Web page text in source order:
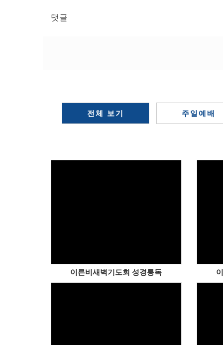
댓글
전체 보기 주일예배
이른비새벽기도회 성경통독